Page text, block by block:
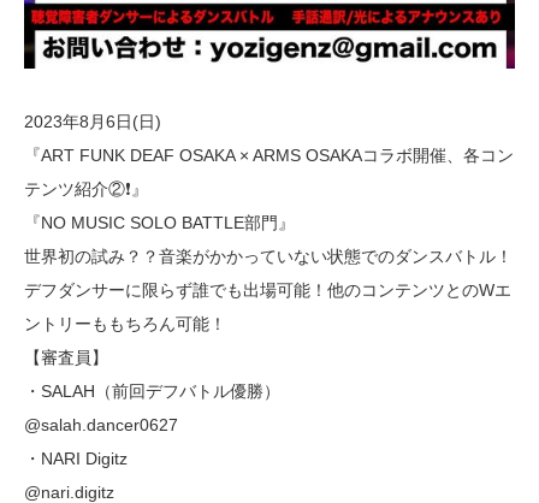
2023年8月6日(日)
『ART FUNK DEAF OSAKA × ARMS OSAKAコラボ開催、各コン
テンツ紹介②❗️』
『NO MUSIC SOLO BATTLE部門』
世界初の試み？？音楽がかかっていない状態でのダンスバトル！
デフダンサーに限らず誰でも出場可能！他のコンテンツとのWエ
ントリーももちろん可能！
【審査員】
・SALAH（前回デフバトル優勝）
@salah.dancer0627
・NARI Digitz
@nari.digitz